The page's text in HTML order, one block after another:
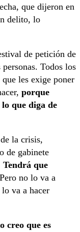
que dijeron en
delito, lo
de petición de
Todos los
les exige poner
porque
que diga de
la crisis,
de gabinete
Tendrá que
Pero no lo va a
lo va a hacer
creo que es